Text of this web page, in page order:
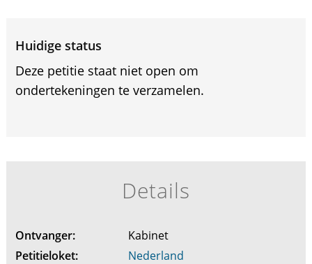
Huidige status
Deze petitie staat niet open om
ondertekeningen te verzamelen.
Details
Ontvanger:
Kabinet
Petitieloket:
Nederland